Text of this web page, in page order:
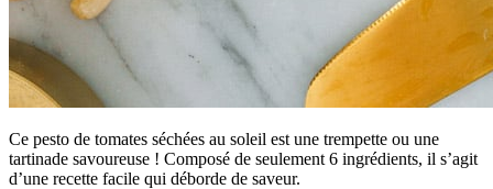
Ce pesto de tomates séchées au soleil est une trempette ou une
tartinade savoureuse ! Composé de seulement 6 ingrédients, il s’agit
d’une recette facile qui déborde de saveur.